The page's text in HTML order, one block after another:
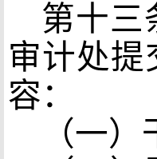
第十三
审计处提
容：
（一